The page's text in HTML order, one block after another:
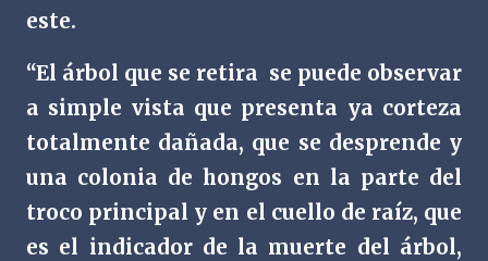
este.
“El árbol que se retira se puede observar
a simple vista que presenta ya corteza
totalmente dañada, que se desprende y
una colonia de hongos en la parte del
troco principal y en el cuello de raíz, que
es el indicador de la muerte del árbol,